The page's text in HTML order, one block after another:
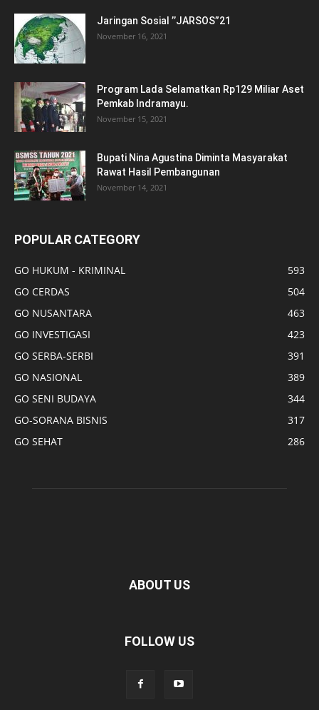
Jaringan Sosial ’’JARSOS”21
November 16, 2021
Program Lada Selamatkan Rp129 Miliar Aset
Pemkab Indramayu.
November 15, 2021
Bupati Nina Agustina Diminta Masyarakat
Rawat Hasil Pembangunan
November 14, 2021
POPULAR CATEGORY
GO HUKUM - KRIMINAL
593
GO CERDAS
504
GO NUSANTARA
463
GO INVESTIGASI
423
GO SERBA-SERBI
391
GO NASIONAL
389
GO SENI BUDAYA
344
GO-SORANA BISNIS
317
GO SEHAT
286
ABOUT US
FOLLOW US